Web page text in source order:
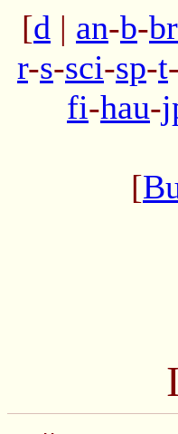
[d | an-b-
r-s-sci-sp-t-
fi-hau-
[